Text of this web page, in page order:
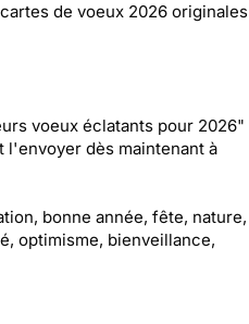
de voeux 2026 originales
voeux éclatants pour 2026"
l'envoyer dès maintenant à
bonne année, fête, nature,
optimisme, bienveillance,